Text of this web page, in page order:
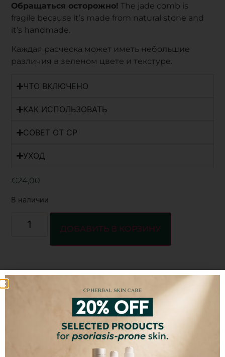
Обращаться осторожно! The jade comb is
fragile because it’s made from natural stone and
it’s handmade.
Каждая расческа может иметь небольшие
различия в зеленом цвете и текстуре.
ЧТО ВКЛЮЧЕНО
КАК ИСПОЛЬЗОВАТЬ
СОВЕТ OT CP
УХОД
€24,00
В наличии
ДОБАВИТЬ В КОРЗИНУ
ЛУЧШЕ ВСЕГО РАБОТАЕТ С